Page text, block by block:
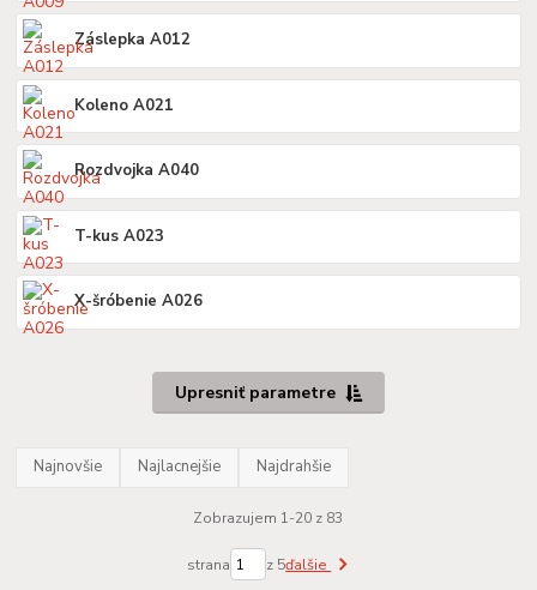
Záslepka A012
Koleno A021
Rozdvojka A040
T-kus A023
X-šróbenie A026
Upresniť parametre
Najnovšie Najlacnejšie Najdrahšie
Zobrazujem 1-20 z 83
strana z 5ďalšie